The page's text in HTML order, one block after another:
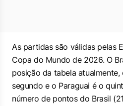
As partidas são válidas pelas
Copa do Mundo de 2026. O
posição da tabela
segundo e o Paraguai é o
número de pontos do Brasil